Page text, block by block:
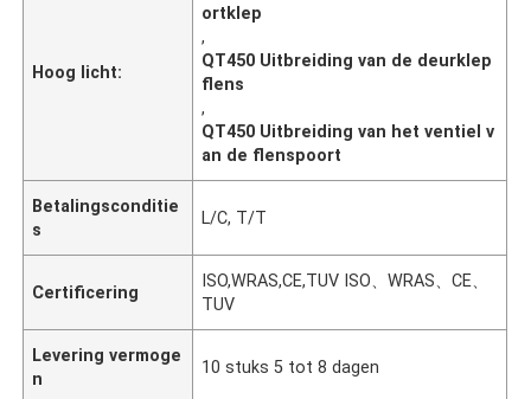
Hoog licht:
ortklep
,
QT450 Uitbreiding van de deurklep
flens
,
QT450 Uitbreiding van het ventiel v
an de flenspoort
Betalingsconditie
s
L/C, T/T
Certificering
ISO,WRAS,CE,TUV ISO、WRAS、CE、
TUV
Levering vermoge
n
10 stuks 5 tot 8 dagen